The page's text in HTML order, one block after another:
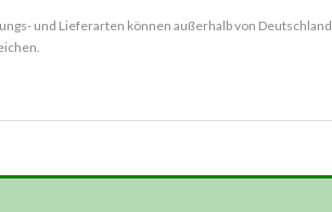
und Lieferarten können außerhalb von Deutschland